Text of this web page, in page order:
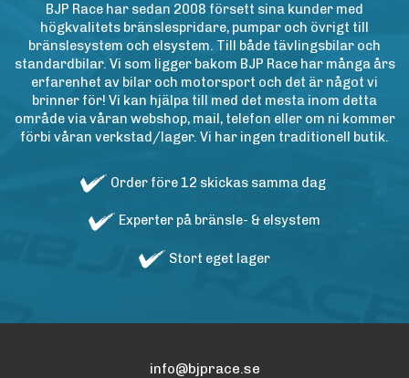
BJP Race har sedan 2008 försett sina kunder med
högkvalitets bränslespridare, pumpar och övrigt till
bränslesystem och elsystem. Till både tävlingsbilar och
standardbilar. Vi som ligger bakom BJP Race har många års
erfarenhet av bilar och motorsport och det är något vi
brinner för! Vi kan hjälpa till med det mesta inom detta
område via våran webshop, mail, telefon eller om ni kommer
förbi våran verkstad/lager. Vi har ingen traditionell butik.
Order före 12 skickas samma dag
Experter på bränsle- & elsystem
Stort eget lager
info@bjprace.se